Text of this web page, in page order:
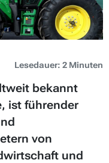
Lesedauer: 2 Minuten
bekannt
ist führender
von
und